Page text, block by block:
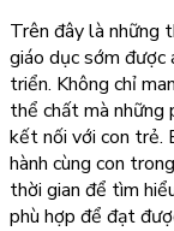
Trên đây là những
giáo dục sớm được
triển. Không chỉ
thể chất mà những
kết nối với con trẻ.
hành cùng con
thời gian để tìm
phù hợp để đạt